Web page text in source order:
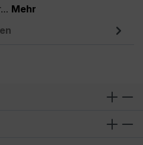
Mehr